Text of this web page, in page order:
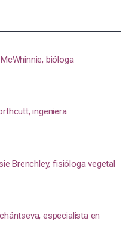
bióloga
ingeniera
Brenchley, fisióloga vegetal
especialista en